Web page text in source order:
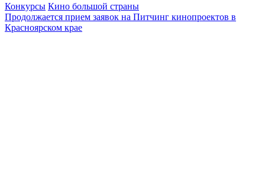
Конкурсы Кино большой страны
Продолжается прием заявок на Питчинг кинопроектов в
Красноярском крае